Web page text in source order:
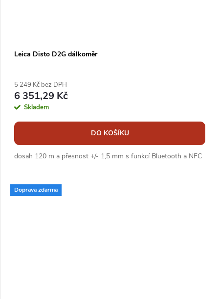
Leica Disto D2G dálkoměr
5 249 Kč bez DPH
6 351,29 Kč
Skladem
DO KOŠÍKU
dosah 120 m a přesnost +/- 1,5 mm s funkcí Bluetooth a NFC
Doprava zdarma